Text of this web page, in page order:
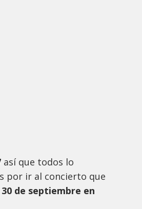
así que todos lo
por ir al concierto que
30 de septiembre en